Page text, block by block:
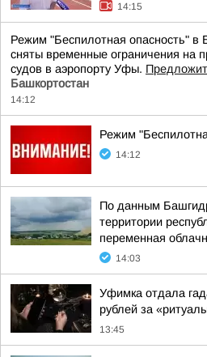
14:15
Режим "Беспилотная опасность" в
сняты временные ограничения на
судов в аэропорту Уфы.
Башкортостан
14:12
Режим
14:12
По данным
территории
переменная
14:03
Уфимка отдала
рублей за
13:45